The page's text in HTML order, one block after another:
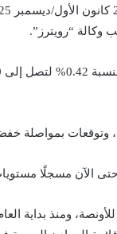
وكالة “رويترز”.
وتوقعات بمواصلة